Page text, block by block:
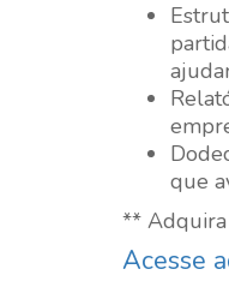
que
** Adquira
Acesse